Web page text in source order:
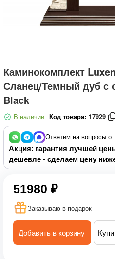
Каминокомплект
Сланец/Темный дуб с
Black
В наличии Код товара: 17929
Ответим на вопросы о
Акция: гарантия лучшей
дешевле - сделаем цену
51980 ₽
Заказываю в подарок
Добавить в корзину